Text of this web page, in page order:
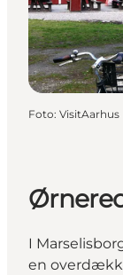
Foto: VisitAarhus
I
en